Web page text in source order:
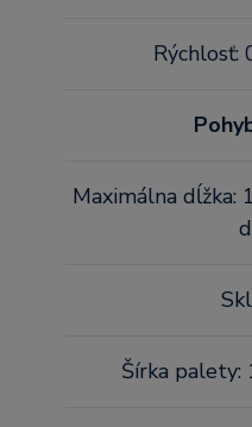
Rýchlosť:
Maximálna dĺžka:
Šírka